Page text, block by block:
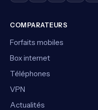
COMPARATEURS
Forfaits mobiles
Box internet
Téléphones
VPN
Actualités